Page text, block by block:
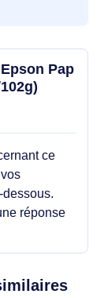
Pap
ce
réponse